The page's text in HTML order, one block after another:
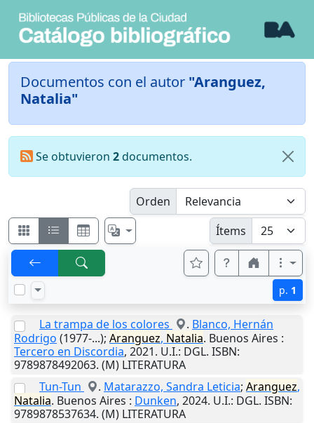
Documentos con el autor "Aranguez,
Natalia"
Se obtuvieron 2documentos.
Orden
Ítems
p. 1
La trampa de los colores . Blanco, Hernán
Rodrigo (1977-...); Aranguez, Natalia. Buenos Aires :
Tercero en Discordia, 2021. U.I.: DGL. ISBN:
9789878492063. (M) LITERATURA
Tun-Tun
. Matarazzo, Sandra Leticia; Aranguez,
Natalia. Buenos Aires : Dunken, 2024. U.I.: DGL. ISBN:
9789878537634. (M) LITERATURA